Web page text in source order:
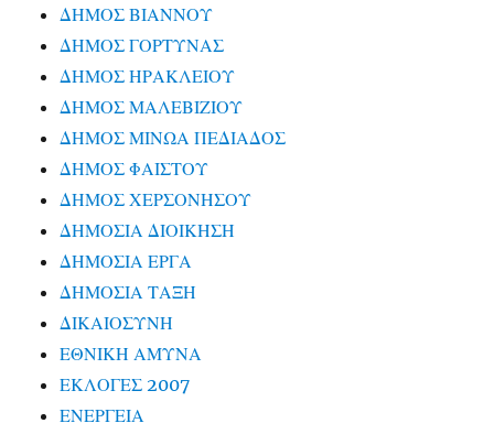
ΔΗΜΟΣ ΒΙΑΝΝΟΥ
ΔΗΜΟΣ ΓΟΡΤΥΝΑΣ
ΔΗΜΟΣ ΗΡΑΚΛΕΙΟΥ
ΔΗΜΟΣ ΜΑΛΕΒΙΖΙΟΥ
ΔΗΜΟΣ ΜΙΝΩΑ ΠΕΔΙΑΔΟΣ
ΔΗΜΟΣ ΦΑΙΣΤΟΥ
ΔΗΜΟΣ ΧΕΡΣΟΝΗΣΟΥ
ΔΗΜΟΣΙΑ ΔΙΟΙΚΗΣΗ
ΔΗΜΟΣΙΑ ΕΡΓΑ
ΔΗΜΟΣΙΑ ΤΑΞΗ
ΔΙΚΑΙΟΣΥΝΗ
ΕΘΝΙΚΗ ΑΜΥΝΑ
ΕΚΛΟΓΕΣ 2007
ΕΝΕΡΓΕΙΑ